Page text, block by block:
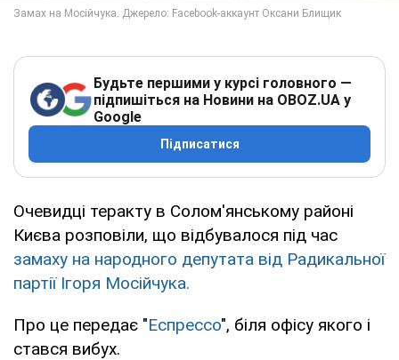
Будьте першими у курсі головного —
підпишіться на Новини на OBOZ.UA у
Google
Підписатися
Очевидці теракту в Солом'янському районі
Києва розповіли, що відбувалося під час
замаху на народного депутата від Радикальної
партії Ігоря Мосійчука.
Про це передає "Еспрессо", біля офісу якого і
стався вибух.